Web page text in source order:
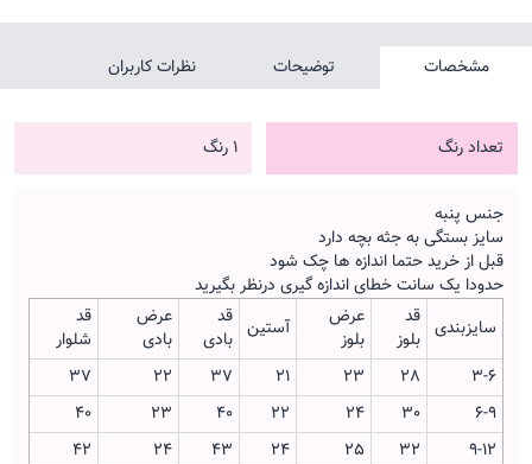
مشخصات توضیحات نظرات کاربران
تعداد رنگ 1 رنگ
جنس پنبه
سایز بستگی به جثه بچه دارد
قبل از خرید حتما اندازه ها چک شود
حدودا یک سانت خطای اندازه گیری درنظر بگیرید
سایزبندی قد
بلوز
عرض
بلوز
آستین قد
بادی
عرض
بادی
قد
شلوار
3-6
28
23
21
37
22
37
6-9
30
24
22
40
23
40
9-12
32
25
24
43
24
42